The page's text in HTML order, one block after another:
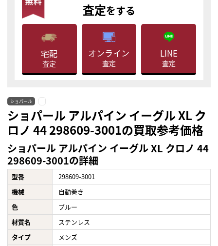
査定をする
宅配
査定
オンライン
査定
LINE
査定
ショパール
ショパール アルパイン イーグル XL ク
ロノ 44 298609-3001の買取参考価格
ショパール アルパイン イーグル XL クロノ 44
298609-3001の詳細
型番
298609-3001
機械
自動巻き
色
ブルー
材質名
ステンレス
タイプ
メンズ